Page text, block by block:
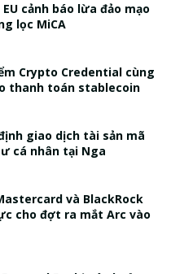
cảnh báo lừa đảo mạo
lọc MiCA
Crypto Credential cùng
thanh toán stablecoin
giao dịch tài sản mã
cá nhân tại Nga
và BlackRock
cho đợt ra mắt Arc vào